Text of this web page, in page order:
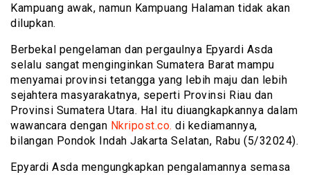
Kampuang awak, namun Kampuang Halaman tidak akan
dilupkan.
Berbekal pengelaman dan pergaulnya Epyardi Asda
selalu sangat menginginkan Sumatera Barat mampu
menyamai provinsi tetangga yang lebih maju dan lebih
sejahtera masyarakatnya, seperti Provinsi Riau dan
Provinsi Sumatera Utara. Hal itu diuangkapkannya dalam
wawancara dengan Nkripost.co. di kediamannya,
bilangan Pondok Indah Jakarta Selatan, Rabu (5/32024).
Epyardi Asda mengungkapkan pengalamannya semasa